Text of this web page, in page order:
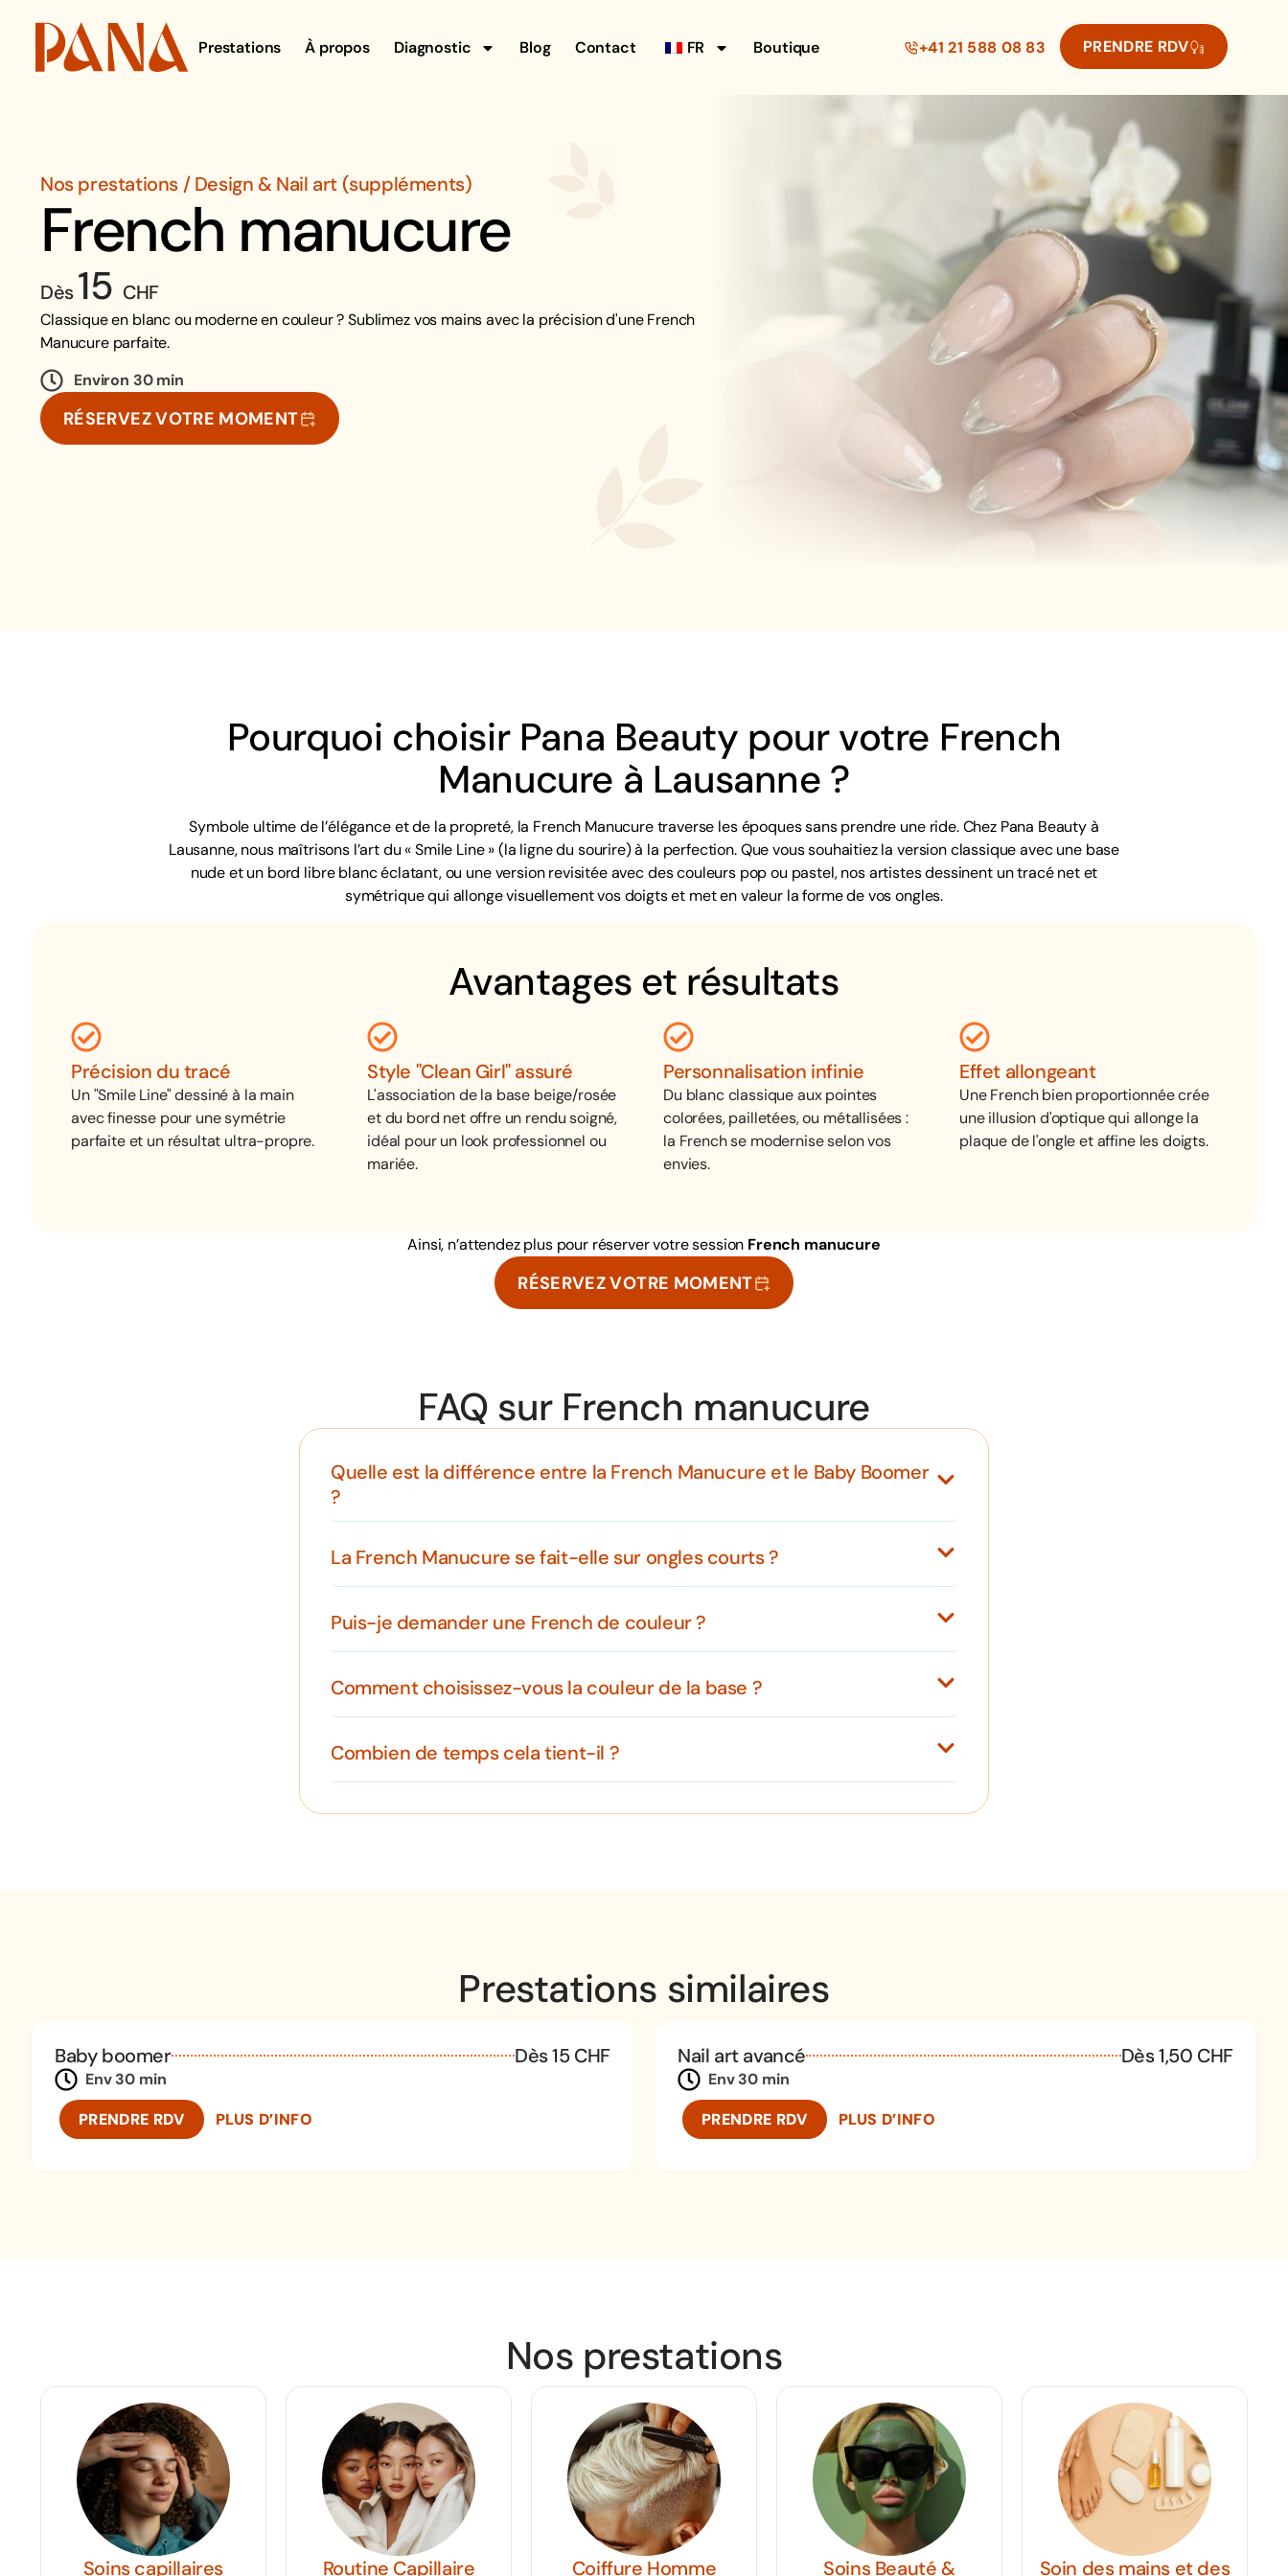
Prestations À propos Diagnostic Blog Contact FR Boutique +41 21 588 08 83 PRENDRE RDV
Nos prestations / Design & Nail art (suppléments)
French manucure
Dès15 CHF
Classique en blanc ou moderne en couleur ? Sublimez vos mains avec la précision d'une French
Manucure parfaite.
Environ 30 min
RÉSERVEZ VOTRE MOMENT
Pourquoi choisir Pana Beauty pour votre French
Manucure à Lausanne ?
Symbole ultime de l’élégance et de la propreté, la French Manucure traverse les époques sans prendre une ride. Chez Pana Beauty à
Lausanne, nous maîtrisons l’art du « Smile Line » (la ligne du sourire) à la perfection. Que vous souhaitiez la version classique avec une base
nude et un bord libre blanc éclatant, ou une version revisitée avec des couleurs pop ou pastel, nos artistes dessinent un tracé net et
symétrique qui allonge visuellement vos doigts et met en valeur la forme de vos ongles.
Avantages et résultats
Précision du tracé
Un "Smile Line" dessiné à la main
avec finesse pour une symétrie
parfaite et un résultat ultra-propre.
Style "Clean Girl" assuré
L'association de la base beige/rosée
et du bord net offre un rendu soigné,
idéal pour un look professionnel ou
mariée.
Personnalisation infinie
Du blanc classique aux pointes
colorées, pailletées, ou métallisées :
la French se modernise selon vos
envies.
Effet allongeant
Une French bien proportionnée crée
une illusion d'optique qui allonge la
plaque de l'ongle et affine les doigts.
Ainsi, n’attendez plus pour réserver votre session French manucure
RÉSERVEZ VOTRE MOMENT
FAQ sur French manucure
Quelle est la différence entre la French Manucure et le Baby Boomer
?
La French Manucure se fait-elle sur ongles courts ?
Puis-je demander une French de couleur ?
Comment choisissez-vous la couleur de la base ?
Combien de temps cela tient-il ?
Prestations similaires
Baby boomer Dès 15 CHF
Env 30 min
PRENDRE RDV
PLUS D’INFO
Nail art avancé Dès 1,50 CHF
Env 30 min
PRENDRE RDV
PLUS D’INFO
Nos prestations
Soins capillaires Routine Capillaire Coiffure Homme
Soins Beauté &
Soin des mains et des